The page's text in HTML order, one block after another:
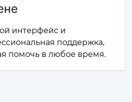
интерфейс и
поддержка,
помочь в любое время.